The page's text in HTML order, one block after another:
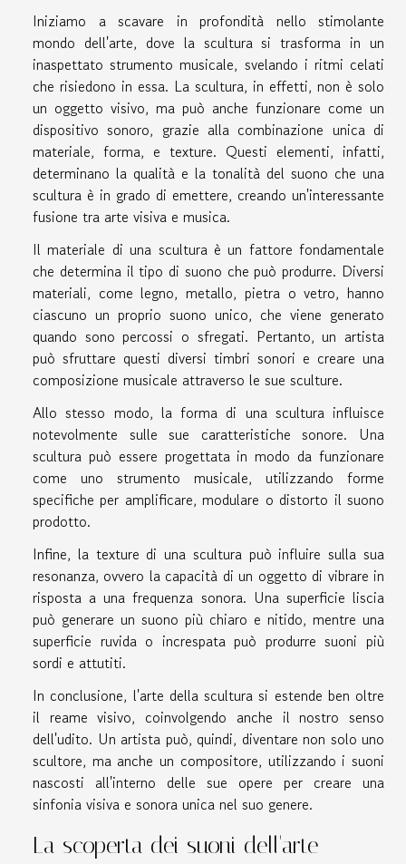
Iniziamo a scavare in profondità nello stimolante
mondo dell'arte, dove la scultura si trasforma in un
inaspettato strumento musicale, svelando i ritmi celati
che risiedono in essa. La scultura, in effetti, non è solo
un oggetto visivo, ma può anche funzionare come un
dispositivo sonoro, grazie alla combinazione unica di
materiale, forma, e texture. Questi elementi, infatti,
determinano la qualità e la tonalità del suono che una
scultura è in grado di emettere, creando un'interessante
fusione tra arte visiva e musica.
Il materiale di una scultura è un fattore fondamentale
che determina il tipo di suono che può produrre. Diversi
materiali, come legno, metallo, pietra o vetro, hanno
ciascuno un proprio suono unico, che viene generato
quando sono percossi o sfregati. Pertanto, un artista
può sfruttare questi diversi timbri sonori e creare una
composizione musicale attraverso le sue sculture.
Allo stesso modo, la forma di una scultura influisce
notevolmente sulle sue caratteristiche sonore. Una
scultura può essere progettata in modo da funzionare
come uno strumento musicale, utilizzando forme
specifiche per amplificare, modulare o distorto il suono
prodotto.
Infine, la texture di una scultura può influire sulla sua
resonanza, ovvero la capacità di un oggetto di vibrare in
risposta a una frequenza sonora. Una superficie liscia
può generare un suono più chiaro e nitido, mentre una
superficie ruvida o increspata può produrre suoni più
sordi e attutiti.
In conclusione, l'arte della scultura si estende ben oltre
il reame visivo, coinvolgendo anche il nostro senso
dell'udito. Un artista può, quindi, diventare non solo uno
scultore, ma anche un compositore, utilizzando i suoni
nascosti all'interno delle sue opere per creare una
sinfonia visiva e sonora unica nel suo genere.
La scoperta dei suoni dell'arte